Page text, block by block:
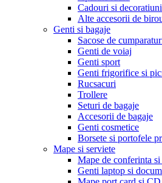
Cadouri si
Alte accesorii de
Genti si bagaje
Sacose de
Genti de voiaj
Genti sport
Genti frigorifice si
Rucsacuri
Trollere
Seturi de bagaje
Accesorii de bagaje
Genti cosmetice
Borsete si portofele
Mape si serviete
Mape de conferinta
Genti laptop si